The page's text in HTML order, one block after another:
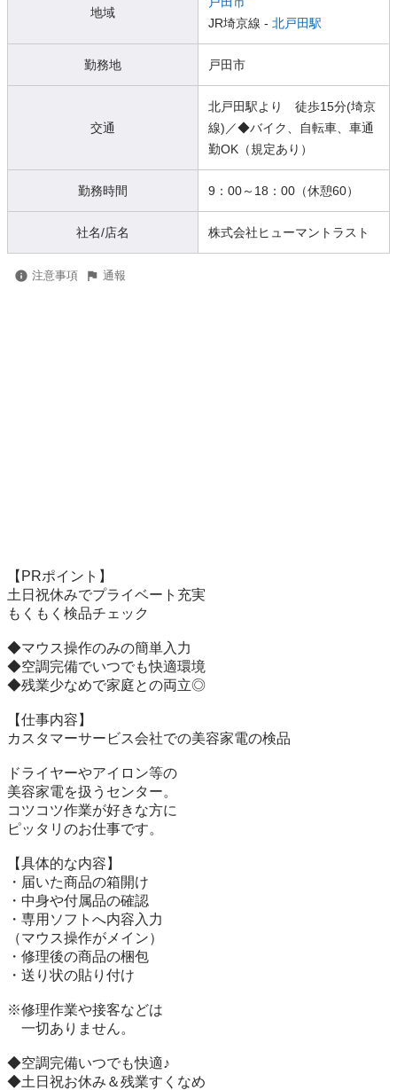
地域
JR埼京線 - 北戸田駅
勤務地 戸田市
交通
北戸田駅より 徒歩15分(埼京
線)／◆バイク、自転車、車通
勤OK（規定あり）
勤務時間 9：00～18：00（休憩60）
社名/店名 株式会社ヒューマントラスト
注意事項 通報
【PRポイント】
土日祝休みでプライベート充実
もくもく検品チェック
◆マウス操作のみの簡単入力
◆空調完備でいつでも快適環境
◆残業少なめで家庭との両立◎
【仕事内容】
カスタマーサービス会社での美容家電の検品
ドライヤーやアイロン等の
美容家電を扱うセンター。
コツコツ作業が好きな方に
ピッタリのお仕事です。
【具体的な内容】
・届いた商品の箱開け
・中身や付属品の確認
・専用ソフトへ内容入力
（マウス操作がメイン）
・修理後の商品の梱包
・送り状の貼り付け
※修理作業や接客などは
一切ありません。
◆空調完備いつでも快適♪
◆土日祝お休み＆残業すくなめ